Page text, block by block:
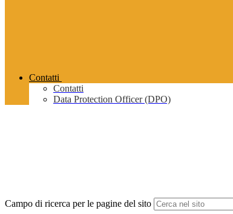
Contatti
Contatti
Data Protection Officer (DPO)
Campo di ricerca per le pagine del sito